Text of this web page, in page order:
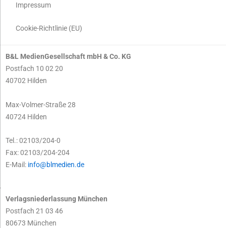
Impressum
Cookie-Richtlinie (EU)
B&L MedienGesellschaft mbH & Co. KG
Postfach 10 02 20
40702 Hilden
Max-Volmer-Straße 28
40724 Hilden
Tel.: 02103/204-0
Fax: 02103/204-204
E-Mail: info@blmedien.de
Verlagsniederlassung München
Postfach 21 03 46
80673 München